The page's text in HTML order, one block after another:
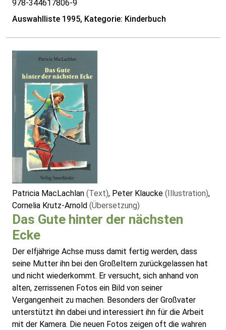
978-344617806-9
Auswahlliste 1995, Kategorie: Kinderbuch
Patricia MacLachlan (Text), Peter Klaucke (Illustration),
Cornelia Krutz-Arnold (Übersetzung)
Das Gute hinter der nächsten
Ecke
Der elfjährige Achse muss damit fertig werden, dass
seine Mutter ihn bei den Großeltern zurückgelassen hat
und nicht wiederkommt. Er versucht, sich anhand von
alten, zerrissenen Fotos ein Bild von seiner
Vergangenheit zu machen. Besonders der Großvater
unterstützt ihn dabei und interessiert ihn für die Arbeit
mit der Kamera. Die neuen Fotos zeigen oft die wahren